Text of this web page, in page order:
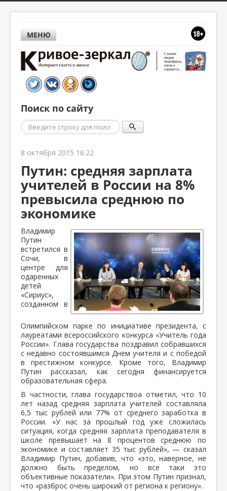
МЕНЮ
Поиск по сайту
Поиск
8 октября 2015 16:22
Путин: средняя зарплата
учителей в России на 8%
превысила среднюю по
экономике
Владимир
Путин
встретился в
Сочи, в
центре для
одаренных
детей
«Сириус»,
созданном в
Олимпийском парке по инициативе президента, с
лауреатами всероссийского конкурса «Учитель года
России». Глава государства поздравил собравшихся
с недавно состоявшимся Днем учителя и с победой
в престижном конкурсе. Кроме того, Владимир
Путин рассказал, как сегодня финансируется
образовательная сфера.
В частности, глава государствоа отметил, что 10
лет назад средняя зарплата учителей составляла
6,5 тыс рублей или 77% от среднего заработка в
России. «У нас за прошлый год уже сложилась
ситуация, когда средняя зарплата преподавателя в
школе превышает на 8 процентов среднюю по
экономике и составляет 35 тыс рублей», — сказал
Владимир Путин, добавив, что «это, наверное, не
должно быть пределом, но все таки это
объективные показатели». При этом Путин признал,
что «разброс очень широкий от региона к региону».